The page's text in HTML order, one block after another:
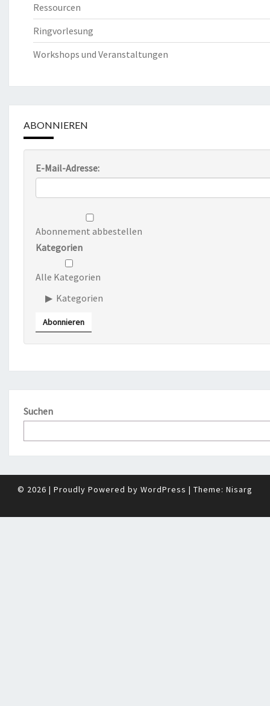
Ressourcen
Ringvorlesung
Workshops und Veranstaltungen
ABONNIEREN
E-Mail-Adresse:
Abonnement abbestellen
Kategorien
Alle Kategorien
Kategorien
Abonnieren
Suchen
© 2026 | Proudly Powered by WordPress | Theme: Nisarg